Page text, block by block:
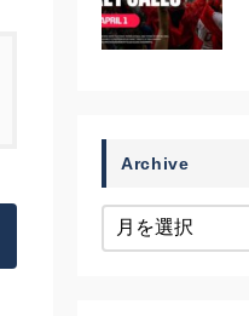
Archive